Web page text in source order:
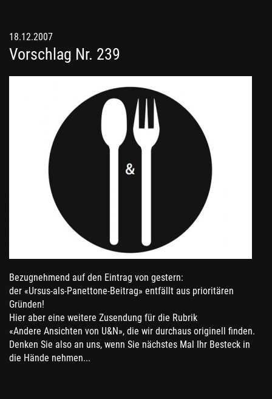
18.12.2007
Vorschlag Nr. 239
Bezugnehmend auf den Eintrag von gestern:
der «Ursus-als-Panettone-Beitrag» entfällt aus prioritären
Gründen!
Hier aber eine weitere Zusendung für die Rubrik
«Andere Ansichten von U&N», die wir durchaus originell finden.
Denken Sie also an uns, wenn Sie nächstes Mal Ihr Besteck in
die Hände nehmen...